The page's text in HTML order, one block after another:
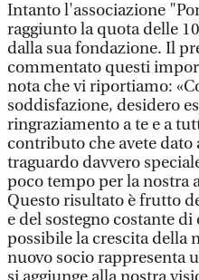
Intanto l'associazione
raggiunto la quota delle
dalla sua fondazione. Il
commentato questi
nota che vi riportiamo:
soddisfazione, desidero
ringraziamento a te e a
contributo che avete
traguardo davvero
poco tempo per la nostra
Questo risultato è frutto
e del sostegno costante
possibile la crescita della
nuovo socio rappresenta